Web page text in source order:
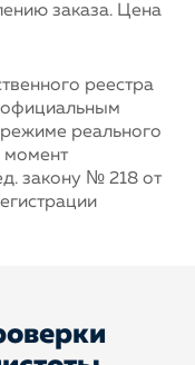
заказа. Цена
реестра
официальным
реального
момент
закону № 218 от